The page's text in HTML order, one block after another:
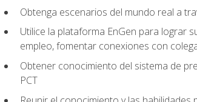
Obtenga escenarios del mundo real a
Utilice la plataforma EnGen para lograr
empleo, fomentar conexiones con
Obtener conocimiento del sistema de
PCT